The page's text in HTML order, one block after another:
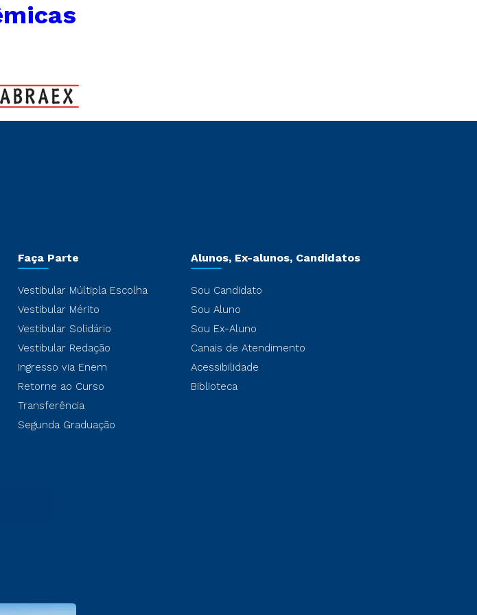
Faça Parte
Vestibular Múltipla Escolha
Vestibular Mérito
Vestibular Solidário
Vestibular Redação
Ingresso via Enem
Retorne ao Curso
Transferência
Segunda Graduação
Alunos, Ex-alunos, Candidatos
Sou Candidato
Sou Aluno
Sou Ex-Aluno
Canais de Atendimento
Acessibilidade
Biblioteca